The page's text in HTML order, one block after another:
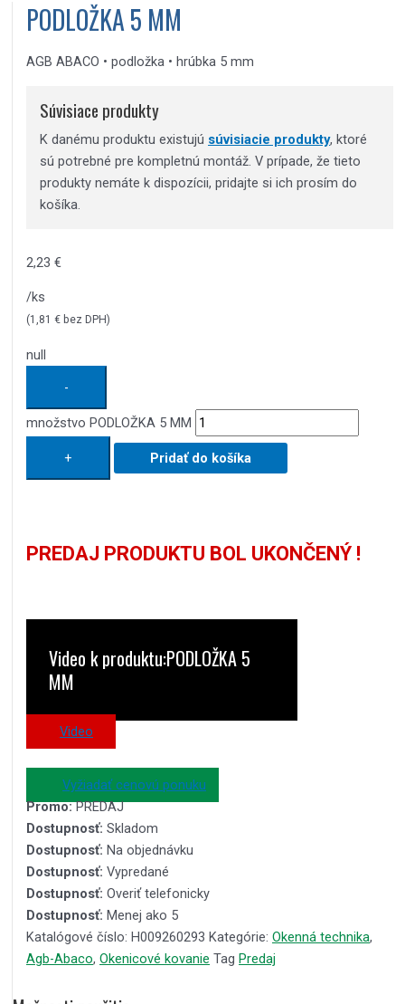
PODLOŽKA 5 MM
AGB ABACO • podložka • hrúbka 5 mm
Súvisiace produkty
K danému produktu existujú súvisiacie produkty, ktoré
sú potrebné pre kompletnú montáž. V prípade, že tieto
produkty nemáte k dispozícii, pridajte si ich prosím do
košíka.
2,23 €
/ks
(1,81 € bez DPH)
null
-
množstvo PODLOŽKA 5 MM
+ Pridať do košíka
PREDAJ PRODUKTU BOL UKONČENÝ !
Video k produktu:PODLOŽKA 5
MM
Video
Vyžiadať cenovú ponuku
Promo:PREDAJ
Dostupnosť: Skladom
Dostupnosť: Na objednávku
Dostupnosť: Vypredané
Dostupnosť: Overiť telefonicky
Dostupnosť: Menej ako 5
Katalógové číslo: H009260293 Kategórie: Okenná technika,
Agb-Abaco, Okenicové kovanie Tag Predaj